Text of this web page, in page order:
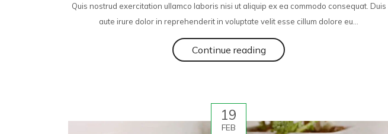
Quis nostrud exercitation ullamco laboris nisi ut aliquip ex ea commodo consequat. Duis
aute irure dolor in reprehenderit in voluptate velit esse cillum dolore eu...
Continue reading
19
FEB